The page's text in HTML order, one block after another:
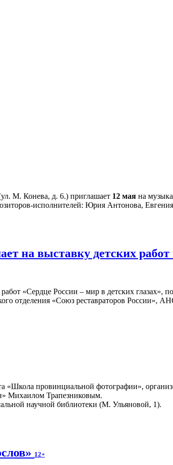
М. Конева, д. 6.) приглашает 12 мая на
исполнителей: Юрия Антонова,
на выставку детских
«Сердце России – мир в детских глазах»,
отделения «Союз реставраторов России»,
«Школа провинциальной фотографии»,
Михаилом Трапезниковым.
научной библиотеки (М. Ульяновой, 1).
12+